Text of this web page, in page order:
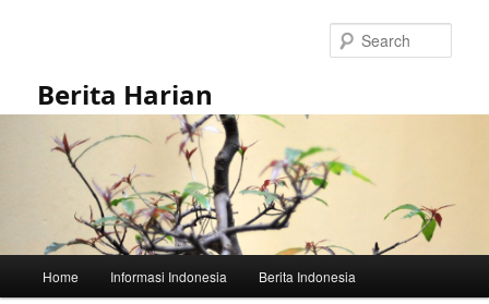
Berita Harian
Home Informasi Indonesia Berita Indonesia